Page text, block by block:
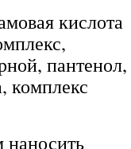
кислота
пантенол,
комплекс
наносить